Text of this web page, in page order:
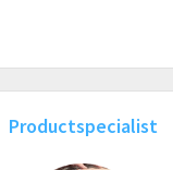
Productspecialist